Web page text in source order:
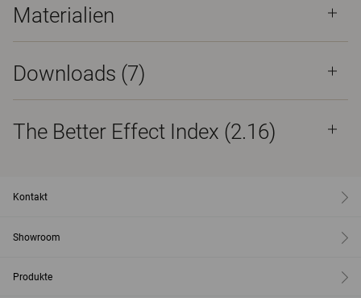
Materialien
Downloads (7)
The Better Effect Index (2.16)
Kontakt
Showroom
Produkte